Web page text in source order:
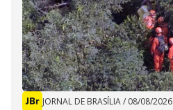
JORNAL DE BRASÍLIA/ 08/08/2026